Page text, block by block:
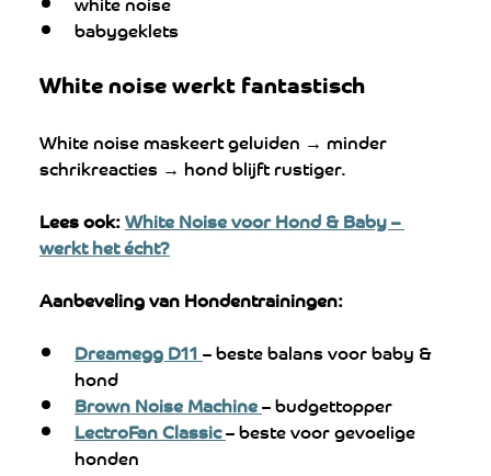
babygeklets
White noise werkt fantastisch
White noise maskeert geluiden → minder
schrikreacties → hond blijft rustiger.
Lees ook:White Noise voor Hond & Baby –
werkt het écht?
Aanbeveling van Hondentrainingen:
Dreamegg D11– beste balans voor baby &
hond
Brown Noise Machine – budgettopper
LectroFan Classic – beste voor gevoelige
honden